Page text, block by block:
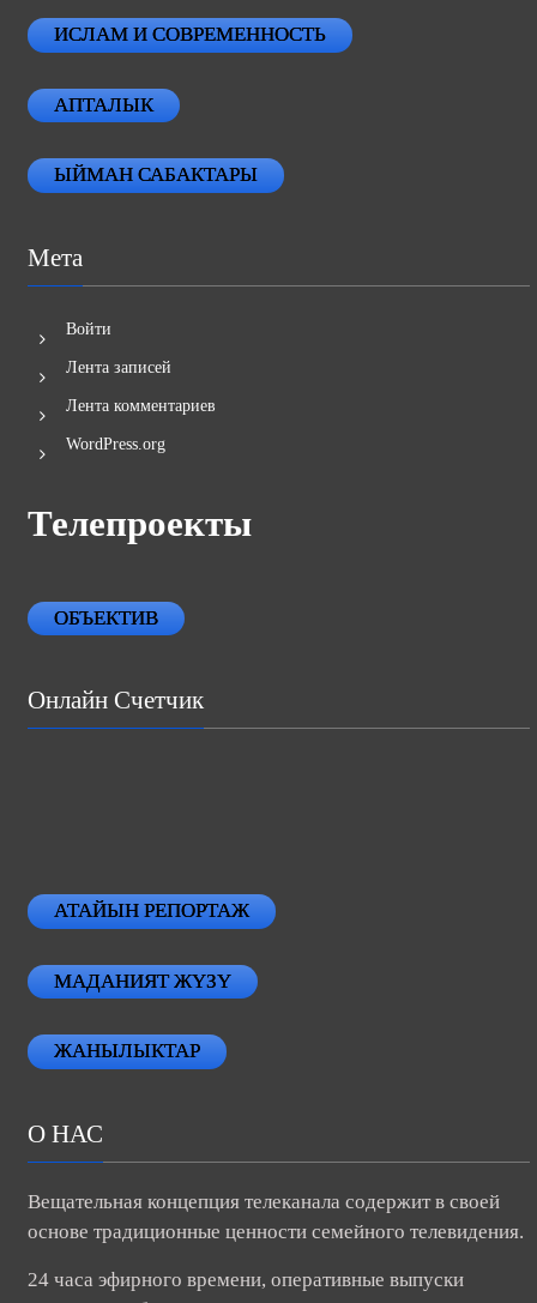
ИСЛАМ И СОВРЕМЕННОСТЬ
АПТАЛЫК
ЫЙМАН САБАКТАРЫ
Мета
Войти
Лента записей
Лента комментариев
WordPress.org
Телепроекты
ОБЪЕКТИВ
Онлайн Счетчик
АТАЙЫН РЕПОРТАЖ
МАДАНИЯТ ЖҮЗҮ
ЖАНЫЛЫКТАР
О НАС
Вещательная концепция телеканала содержит в своей
основе традиционные ценности семейного телевидения.
24 часа эфирного времени, оперативные выпуски